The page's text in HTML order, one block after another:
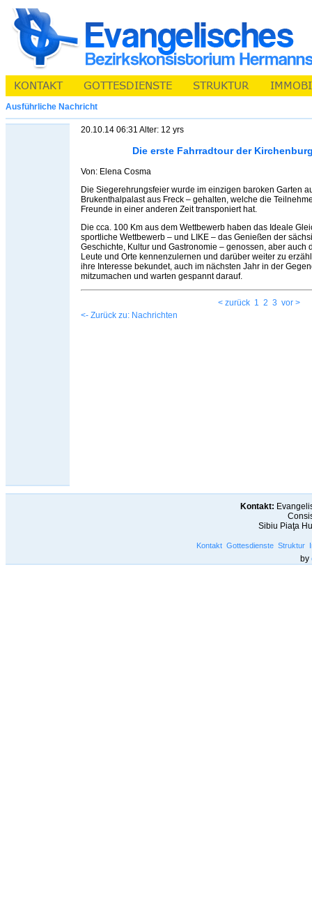
Ausführliche Nachricht
20.10.14 06:31 Alter: 12 yrs
Die erste Fahrradtour der
Von: Elena Cosma
Die Siegerehrungsfeier wurde im einzigen baroken Garten
Brukenthalpalast aus Freck – gehalten, welche die
Freunde in einer anderen Zeit transponiert hat.
Die cca. 100 Km aus dem Wettbewerb haben das Ideale
sportliche Wettbewerb – und LIKE – das Genießen der
Geschichte, Kultur und Gastronomie – genossen, aber auch
Leute und Orte kennenzulernen und darüber weiter zu
ihre Interesse bekundet, auch im nächsten Jahr in der
mitzumachen und warten gespannt darauf.
< zurück 1 2 3 vor >
<- Zurück zu: Nachrichten
Kontakt:
Sibiu Piaţa
Kontakt Gottesdienste Struktur
by